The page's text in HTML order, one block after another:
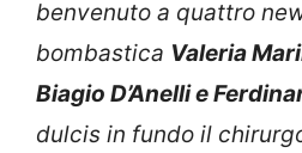
benvenuto a quattro
bombastica Valeria
Biagio D’Anelli e
dulcis in fundo il